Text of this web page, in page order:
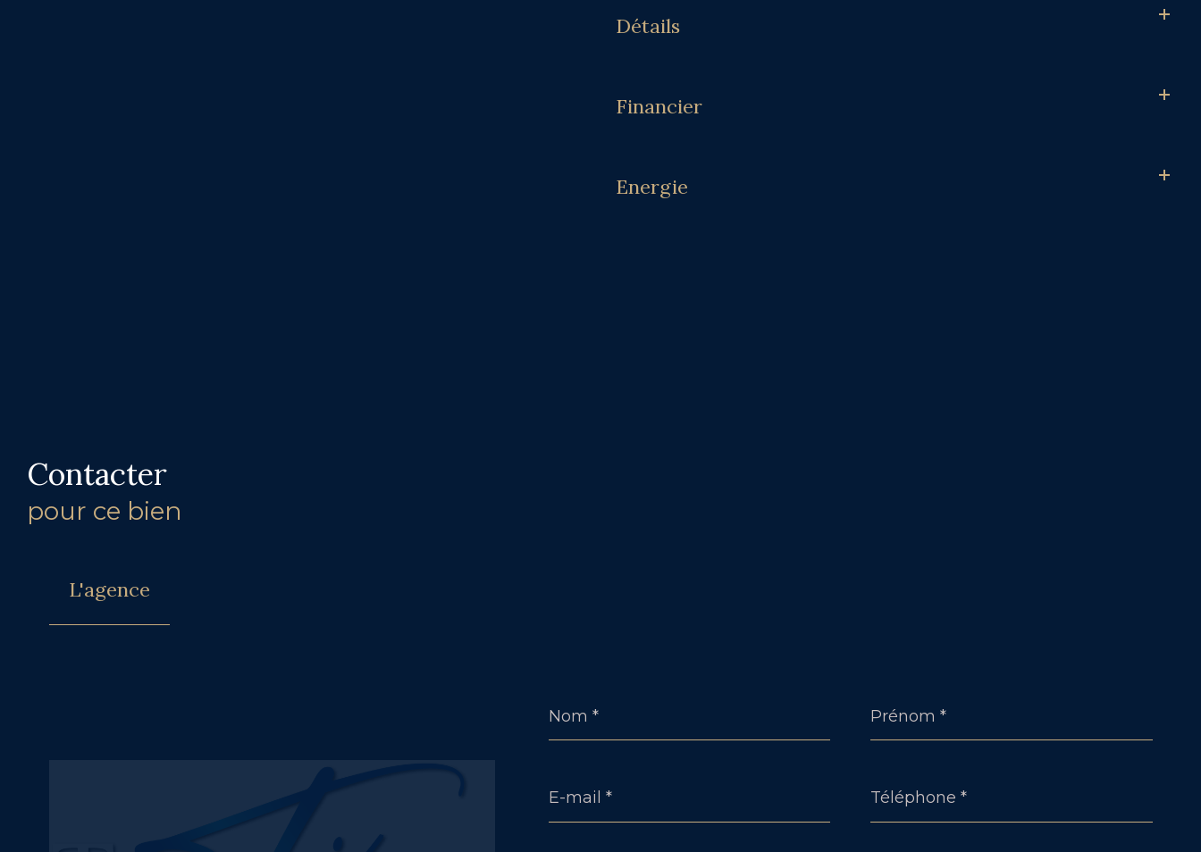
Détails
Financier
Energie
Contacter
pour ce bien
L'agence
* *
mail
*
*